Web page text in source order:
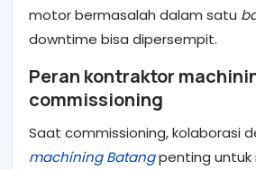
motor bermasalah dalam satu
downtime bisa dipersempit.
Peran kontraktor
commissioning
Saat commissioning, kolaborasi
machining Batangpenting untuk